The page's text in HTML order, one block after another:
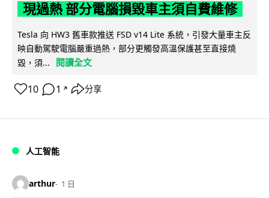
現過熱 部分電腦損毀車主須自費維修
Tesla 向 HW3 舊車款推送 FSD v14 Lite 系統，引發大量車主反
映自動駕駛電腦嚴重過熱，部分更觸發高溫保護甚至直接燒
毀，須...
閱讀全文
10 1 ↗ 分享
人工智能
arthur 1 日